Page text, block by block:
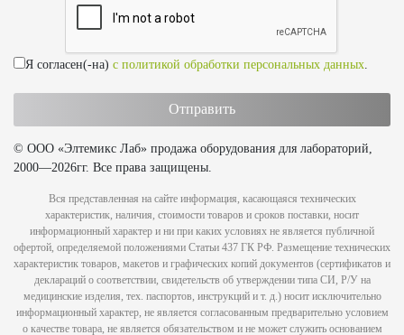
Я согласен(-на) с политикой обработки персональных данных
© ООО «Элтемикс Лаб» продажа оборудования для лабораторий,
2000—2026гг. Все права защищены.
Вся представленная на сайте информация, касающаяся технических
характеристик, наличия, стоимости товаров и сроков поставки, носит
информационный характер и ни при каких условиях не является публичной
офертой, определяемой положениями Статьи 437 ГК РФ. Размещение технических
характеристик товаров, макетов и графических копий документов (сертификатов и
деклараций о соответствии, свидетельств об утверждении типа СИ, Р/У на
медицинские изделия, тех. паспортов, инструкций и т. д.) носит исключительно
информационный характер, не является согласованным предварительно условием
о качестве товара, не является обязательством и не может служить основанием